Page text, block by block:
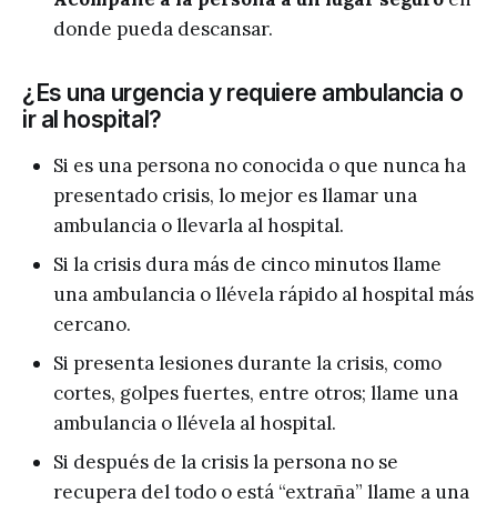
donde pueda descansar.
¿Es una urgencia y requiere ambulancia o
ir al hospital?
Si es una persona no conocida o que nunca ha
presentado crisis, lo mejor es llamar una
ambulancia o llevarla al hospital.
Si la crisis dura más de cinco minutos llame
una ambulancia o llévela rápido al hospital más
cercano.
Si presenta lesiones durante la crisis, como
cortes, golpes fuertes, entre otros; llame una
ambulancia o llévela al hospital.
Si después de la crisis la persona no se
recupera del todo o está “extraña” llame a una